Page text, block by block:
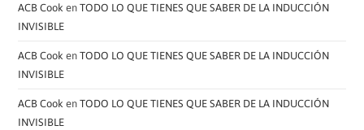
ACB Cook enTODO LO QUE TIENES QUE SABER DE LA INDUCCIÓN
INVISIBLE
ACB Cook enTODO LO QUE TIENES QUE SABER DE LA INDUCCIÓN
INVISIBLE
ACB Cook enTODO LO QUE TIENES QUE SABER DE LA INDUCCIÓN
INVISIBLE